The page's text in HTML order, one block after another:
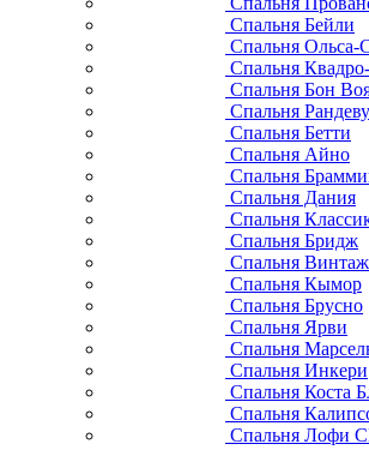
Спальня Бейли
Спальня Ольса-
Спальня
Спальня Бон
Спальня Рандеву
Спальня Бетти
Спальня Айно
Спальня
Спальня Дания
Спальня
Спальня Бридж
Спальня Винтаж
Спальня Кымор
Спальня Брусно
Спальня Ярви
Спальня
Спальня Инкери
Спальня Коста
Спальня
Спальня Лофи